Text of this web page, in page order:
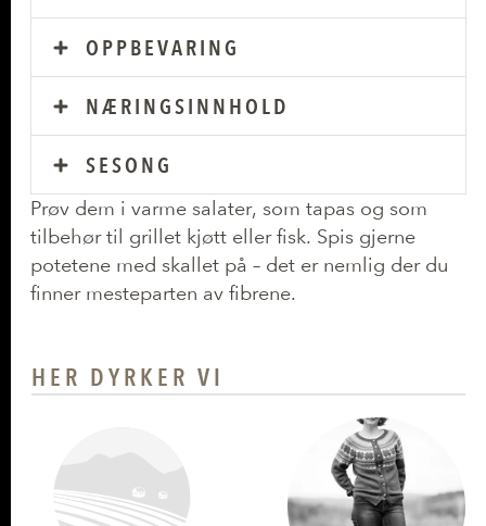
OPPBEVARING
NÆRINGSINNHOLD
SESONG
Prøv dem i varme salater, som tapas og som
tilbehør til grillet kjøtt eller fisk. Spis gjerne
potetene med skallet på – det er nemlig der du
finner mesteparten av fibrene.
HER DYRKER VI